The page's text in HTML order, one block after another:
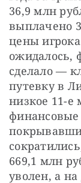
36,9 млн
выплачено
цены
ожидалось,
сделало —
путевку в
низкое 11-е
финансовые
669,1 млн
уволен, а